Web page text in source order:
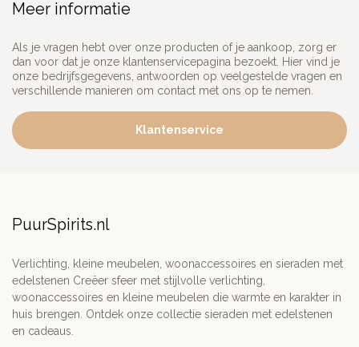
Meer informatie
Als je vragen hebt over onze producten of je aankoop, zorg er
dan voor dat je onze klantenservicepagina bezoekt. Hier vind je
onze bedrijfsgegevens, antwoorden op veelgestelde vragen en
verschillende manieren om contact met ons op te nemen.
Klantenservice
PuurSpirits.nl
Verlichting, kleine meubelen, woonaccessoires en sieraden met
edelstenen Creëer sfeer met stijlvolle verlichting,
woonaccessoires en kleine meubelen die warmte en karakter in
huis brengen. Ontdek onze collectie sieraden met edelstenen
en cadeaus.